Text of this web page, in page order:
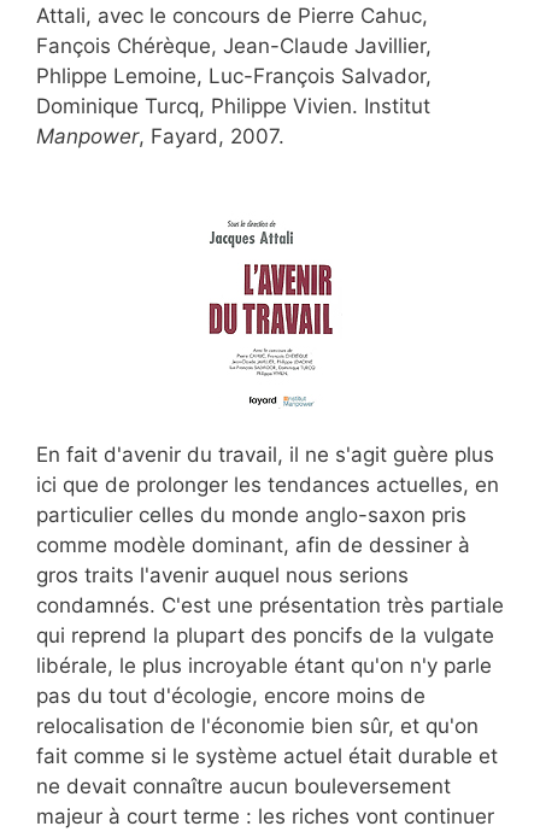
Attali, avec le concours de Pierre Cahuc,
Fançois Chérèque, Jean-Claude Javillier,
Phlippe Lemoine, Luc-François Salvador,
Dominique Turcq, Philippe Vivien. Institut
Manpower, Fayard, 2007.
En fait d'avenir du travail, il ne s'agit guère plus
ici que de prolonger les tendances actuelles, en
particulier celles du monde anglo-saxon pris
comme modèle dominant, afin de dessiner à
gros traits l'avenir auquel nous serions
condamnés. C'est une présentation très partiale
qui reprend la plupart des poncifs de la vulgate
libérale, le plus incroyable étant qu'on n'y parle
pas du tout d'écologie, encore moins de
relocalisation de l'économie bien sûr, et qu'on
fait comme si le système actuel était durable et
ne devait connaître aucun bouleversement
majeur à court terme : les riches vont continuer